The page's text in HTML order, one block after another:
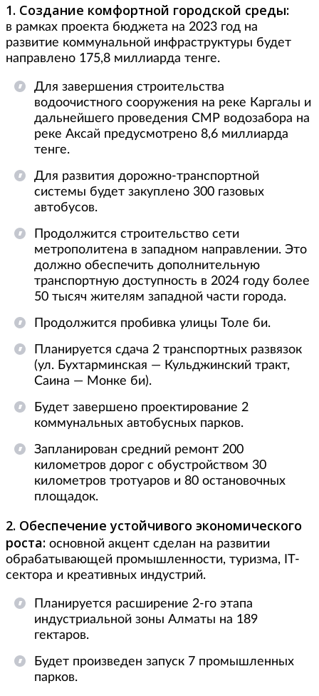
1. Создание комфортной городской среды:
в рамках проекта бюджета на 2023 год на
развитие коммунальной инфраструктуры будет
направлено 175,8 миллиарда тенге.
Для завершения строительства
водоочистного сооружения на реке Каргалы и
дальнейшего проведения СМР водозабора на
реке Аксай предусмотрено 8,6 миллиарда
тенге.
Для развития дорожно-транспортной
системы будет закуплено 300 газовых
автобусов.
Продолжится строительство сети
метрополитена в западном направлении. Это
должно обеспечить дополнительную
транспортную доступность в 2024 году более
50 тысяч жителям западной части города.
Продолжится пробивка улицы Толе би.
Планируется сдача 2 транспортных развязок
(ул. Бухтарминская — Кульджинский тракт,
Саина — Монке би).
Будет завершено проектирование 2
коммунальных автобусных парков.
Запланирован средний ремонт 200
километров дорог с обустройством 30
километров тротуаров и 80 остановочных
площадок.
2. Обеспечение устойчивого экономического
роста: основной акцент сделан на развитии
обрабатывающей промышленности, туризма, IT-
сектора и креативных индустрий.
Планируется расширение 2-го этапа
индустриальной зоны Алматы на 189
гектаров.
Будет произведен запуск 7 промышленных
парков.